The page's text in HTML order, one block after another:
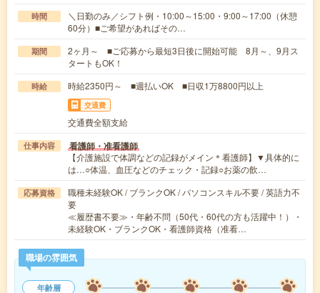
時間
＼日勤のみ／シフト例・10:00～15:00・9:00～17:00（休憩
60分）■ご希望があればその…
期間
2ヶ月～ ■ご応募から最短3日後に開始可能 8月～、9月ス
タートもOK！
時給 時給2350円～ ■週払いOK ■日収1万8800円以上
交通費
交通費全額支給
仕事内容 看護師・准看護師
【介護施設で体調などの記録がメイン＊看護師】▼具体的に
は…○体温、血圧などのチェック・記録○お薬の飲…
応募資格
職種未経験OK / ブランクOK / パソコンスキル不要 / 英語力不
要
≪履歴書不要≫・年齢不問（50代・60代の方も活躍中！）・
未経験OK・ブランクOK・看護師資格（准看…
職場の雰囲気
年齢層